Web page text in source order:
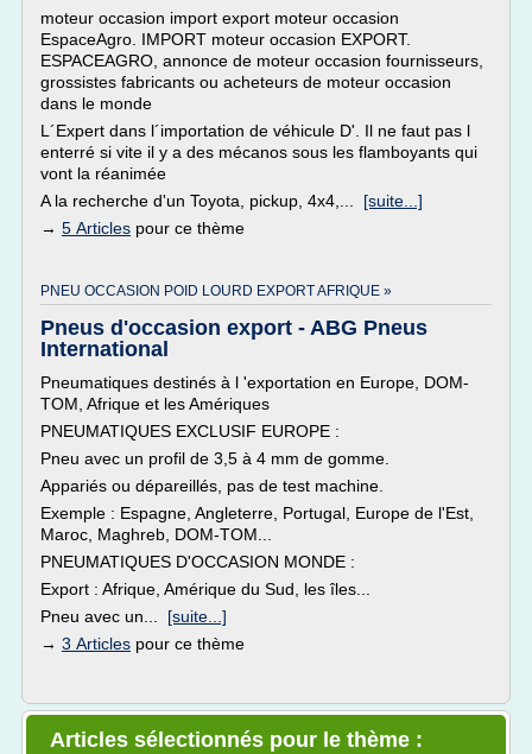
moteur occasion import export moteur occasion
EspaceAgro. IMPORT moteur occasion EXPORT.
ESPACEAGRO, annonce de moteur occasion fournisseurs,
grossistes fabricants ou acheteurs de moteur occasion
dans le monde
L´Expert dans l´importation de véhicule D'. Il ne faut pas l
enterré si vite il y a des mécanos sous les flamboyants qui
vont la réanimée
A la recherche d'un Toyota, pickup, 4x4,... [suite...]
→ 5 Articles pour ce thème
PNEU OCCASION POID LOURD EXPORT AFRIQUE »
Pneus d'occasion export - ABG Pneus
International
Pneumatiques destinés à l 'exportation en Europe, DOM-
TOM, Afrique et les Amériques
PNEUMATIQUES EXCLUSIF EUROPE :
Pneu avec un profil de 3,5 à 4 mm de gomme.
Appariés ou dépareillés, pas de test machine.
Exemple : Espagne, Angleterre, Portugal, Europe de l'Est,
Maroc, Maghreb, DOM-TOM...
PNEUMATIQUES D'OCCASION MONDE :
Export : Afrique, Amérique du Sud, les îles...
Pneu avec un... [suite...]
→ 3 Articles pour ce thème
Articles sélectionnés pour le thème :